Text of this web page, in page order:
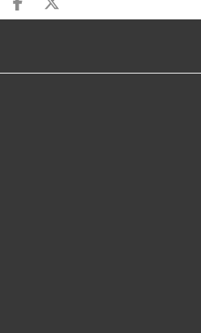
Deel op facebook
Deel op X